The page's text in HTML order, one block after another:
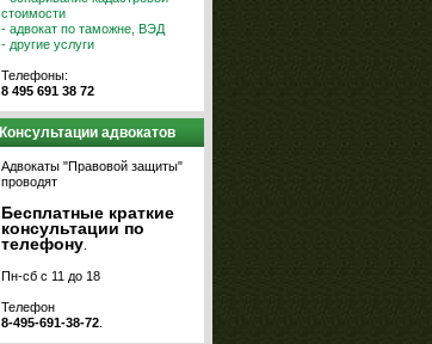
стоимости
- адвокат по таможне, ВЭД
- другие услуги
Телефоны:
8 495 691 38 72
Консультации адвокатов
Адвокаты "Правовой защиты"
проводят
Бесплатные краткие
консультации по
телефону
Пн-сб с 11 до 18
Телефон
8-495-691-38-72